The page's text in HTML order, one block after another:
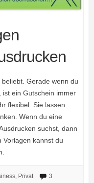
Gerade wenn du
ist ein Gutschein immer
flexibel. Sie lassen
Wenn du eine
suchst, dann
Vorlagen kannst du
, Privat
3